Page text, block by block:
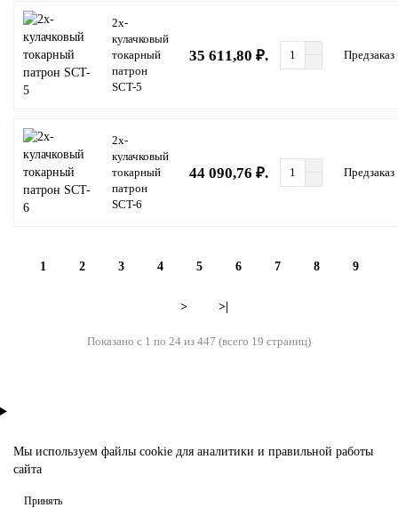
2х-
кулачковый
токарный
патрон
SCT-5
35 611,80 ₽. Предзаказ
2х-
кулачковый
токарный
патрон
SCT-6
44 090,76 ₽. Предзаказ
1 2 3 4 5 6 7 8 9
> >|
Показано с 1 по 24 из 447 (всего 19 страниц)
Мы используем файлы cookie для аналитики и правильной работы
сайта
Принять